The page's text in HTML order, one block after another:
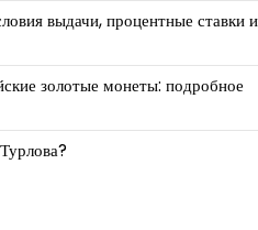
выдачи, процентные ставки и
золотые монеты: подробное